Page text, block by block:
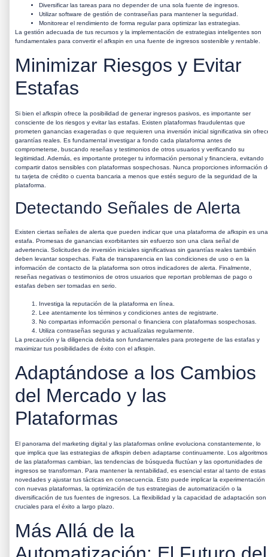
Diversificar las tareas para no depender de una sola fuente de ingresos.
Utilizar software de gestión de contraseñas para mantener la seguridad.
Monitorear el rendimiento de forma regular para optimizar las estrategias.
La gestión adecuada de tus recursos y la implementación de estrategias inteligentes son
fundamentales para convertir el afkspin en una fuente de ingresos sostenible y rentable.
Minimizar Riesgos y Evitar
Estafas
Si bien el afkspin ofrece la posibilidad de generar ingresos pasivos, es importante ser
consciente de los riesgos y evitar las estafas. Existen plataformas fraudulentas que
prometen ganancias exageradas o que requieren una inversión inicial significativa sin
garantías reales. Es fundamental investigar a fondo cada plataforma antes de
comprometerse, buscando reseñas y testimonios de otros usuarios y verificando su
legitimidad. Además, es importante proteger tu información personal y financiera, evitando
compartir datos sensibles con plataformas sospechosas. Nunca proporciones información
tu tarjeta de crédito o cuenta bancaria a menos que estés seguro de la seguridad de la
plataforma.
Detectando Señales de Alerta
Existen ciertas señales de alerta que pueden indicar que una plataforma de afkspin es una
estafa. Promesas de ganancias exorbitantes sin esfuerzo son una clara señal de
advertencia. Solicitudes de inversión iniciales significativas sin garantías reales también
deben levantar sospechas. Falta de transparencia en las condiciones de uso o en la
información de contacto de la plataforma son otros indicadores de alerta. Finalmente,
reseñas negativas o testimonios de otros usuarios que reportan problemas de pago o
estafas deben ser tomadas en serio.
Investiga la reputación de la plataforma en línea.
Lee atentamente los términos y condiciones antes de registrarte.
No compartas información personal o financiera con plataformas sospechosas.
Utiliza contraseñas seguras y actualízalas regularmente.
La precaución y la diligencia debida son fundamentales para protegerte de las estafas y
maximizar tus posibilidades de éxito con el afkspin
Adaptándose a los Cambios
del Mercado y las
Plataformas
El panorama del marketing digital y las plataformas online evoluciona constantemente, lo
que implica que las estrategias de afkspin deben adaptarse continuamente. Los algoritmos
de las plataformas cambian, las tendencias de búsqueda fluctúan y las oportunidades de
ingresos se transforman. Para mantener la rentabilidad, es esencial estar al tanto de estas
novedades y ajustar tus tácticas en consecuencia. Esto puede implicar la experimentación
con nuevas plataformas, la optimización de tus estrategias de automatización o la
diversificación de tus fuentes de ingresos. La flexibilidad y la capacidad de adaptación son
cruciales para el éxito a largo plazo.
Más Allá de la